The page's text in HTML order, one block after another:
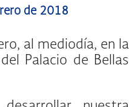
de 2018
al mediodía, en la
Palacio de Bellas